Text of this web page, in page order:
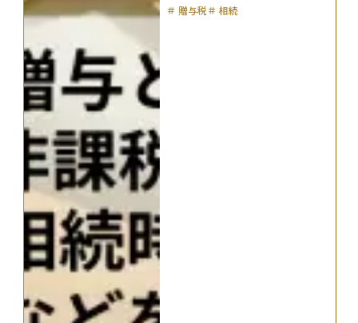
＃ 贈与税＃ 相続